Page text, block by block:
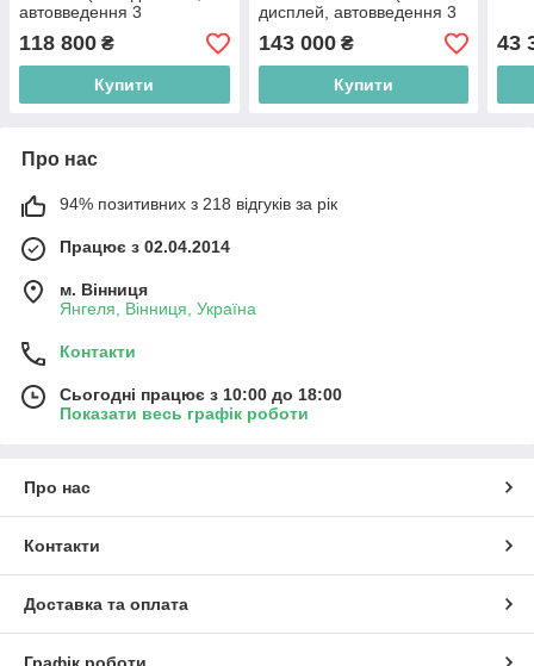
автовведення 3
параметрів колеса)
BRIGHT CB75S 220V
118 800 ₴
Купити
дисплей, автовведення 3
параметрів колеса) CB76S
220V
143 000₴
Купити
43
Про нас
94% позитивних з 218 відгуків за рік
Працює з 02.04.2014
м. Вінниця
Янгеля, Вінниця, Україна
Контакти
Сьогодні працює з 10:00 до 18:00
Показати весь графік роботи
Про нас
Контакти
Доставка та оплата